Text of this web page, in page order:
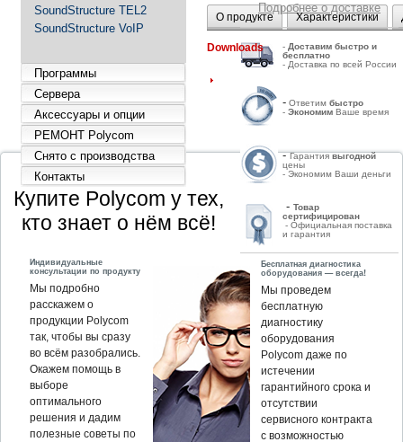
SoundStructure TEL2
SoundStructure VoIP
Программы
Сервера
Аксессуары и опции
РЕМОНТ Polycom
Снято с производства
Контакты
Подробнее о доставке
- Доставим быстро и
бесплатно
- Доставка по всей России
- Ответим быстро
- Экономим Ваше время
-Гарантиявыгодной
цены
- Экономим Ваши деньги
- Товар
сертифицирован
- Официальная поставка
и гарантия
О продукте Характеристики
Downloads
Купите Polycom у тех,
кто знает о нём всё!
Индивидуальные
консультации по продукту
Мы подробно
расскажем о
продукции Polycom
так, чтобы вы сразу
во всём разобрались.
Окажем помощь в
выборе
оптимального
решения и дадим
полезные советы по
Бесплатная диагностика
оборудования — всегда!
Мы проведем
бесплатную
диагностику
оборудования
Polycom даже по
истечении
гарантийного срока и
отсутствии
сервисного контракта
с возможностью